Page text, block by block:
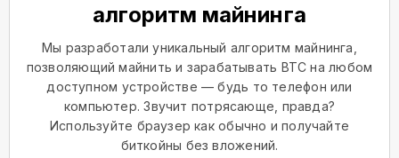
алгоритм майнинга
Мы разработали уникальный алгоритм майнинга,
позволяющий майнить и зарабатывать BTC на любом
доступном устройстве — будь то телефон или
компьютер. Звучит потрясающе, правда?
Используйте браузер как обычно и получайте
биткойны без вложений.